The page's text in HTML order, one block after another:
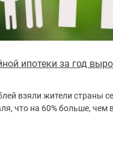
ипотеки за год
взяли жители страны
что на 60% больше, чем